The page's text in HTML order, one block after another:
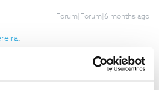
Forum|Forum|6 months ago
,